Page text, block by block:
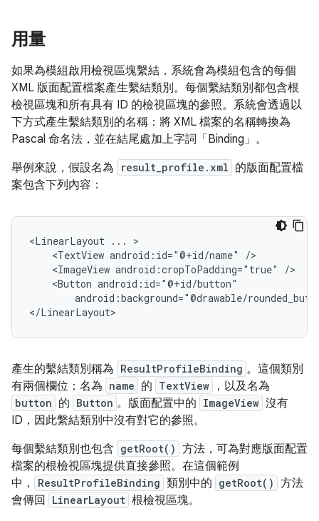
用量
如果為模組啟用檢視區塊繫結，系統會為模組包含的每個
XML 版面配置檔案產生繫結類別。每個繫結類別都包含根
檢視區塊和所有具有 ID 的檢視區塊的參照。系統會透過以
下方式產生繫結類別的名稱：將 XML 檔案的名稱轉換為
Pascal 命名法，並在結尾處加上字詞「Binding」。
舉例來說，假設名為
result_profile.xml 的版面配置檔
案包含下列內容：
<LinearLayout ...
<TextView android:id="@+id/name"
<ImageView android:cropToPadding="true"
<Button
android:background="@drawable/
產生的繫結類別稱為 ResultProfileBinding 。這個類別
有兩個欄位：名為 name 的 TextView ，以及名為
button 的 Button 。版面配置中的 ImageView 沒有
ID，因此繫結類別中沒有對它的參照。
每個繫結類別也包含 getRoot() 方法，可為對應版面配置
檔案的根檢視區塊提供直接參照。在這個範例
中，
ResultProfileBinding 類別中的 getRoot() 方法
會傳回
LinearLayout 根檢視區塊。